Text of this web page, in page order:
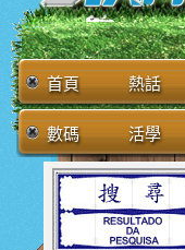
首頁 熱話
數碼 活學